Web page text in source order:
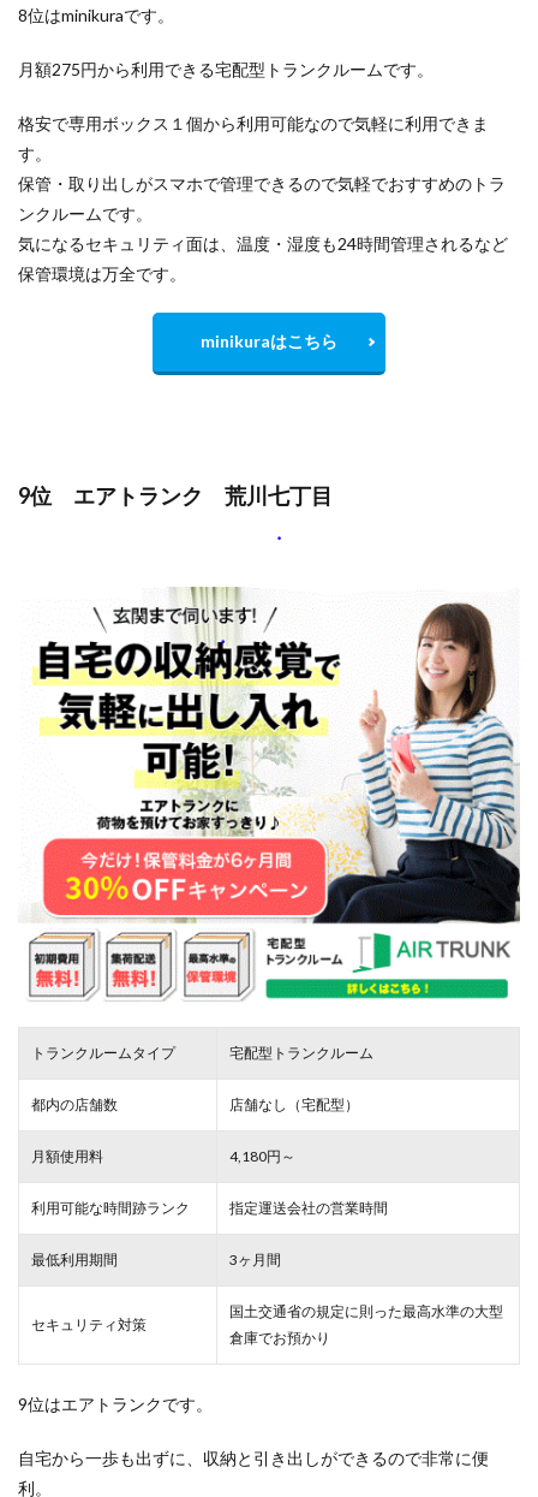
8位はminikuraです。
月額275円から利用できる宅配型トランクルームです。
格安で専用ボックス１個から利用可能なので気軽に利用できま
す。
保管・取り出しがスマホで管理できるので気軽でおすすめのトラ
ンクルームです。
気になるセキュリティ面は、温度・湿度も24時間管理されるなど
保管環境は万全です。
minikuraはこちら
9位 エアトランク 荒川七丁目
トランクルームタイプ 宅配型トランクルーム
都内の店舗数 店舗なし（宅配型）
月額使用料 4,180円～
利用可能な時間跡ランク 指定運送会社の営業時間
最低利用期間 3ヶ月間
セキュリティ対策
国土交通省の規定に則った最高水準の大型
倉庫でお預かり
9位はエアトランクです。
自宅から一歩も出ずに、収納と引き出しができるので非常に便
利。